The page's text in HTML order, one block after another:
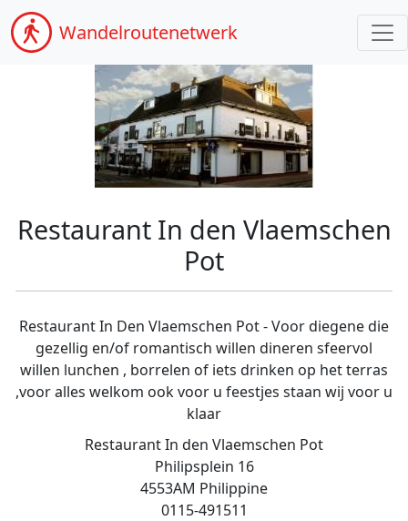
Wandelroutenetwerk
Restaurant In den Vlaemschen
Pot
Restaurant In Den Vlaemschen Pot - Voor diegene die
gezellig en/of romantisch willen dineren sfeervol
willen lunchen , borrelen of iets drinken op het terras
,voor alles welkom ook voor u feestjes staan wij voor u
klaar
Restaurant In den Vlaemschen Pot
Philipsplein 16
4553AM Philippine
0115-491511